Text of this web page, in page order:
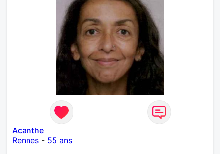
Acanthe
Rennes - 55 ans